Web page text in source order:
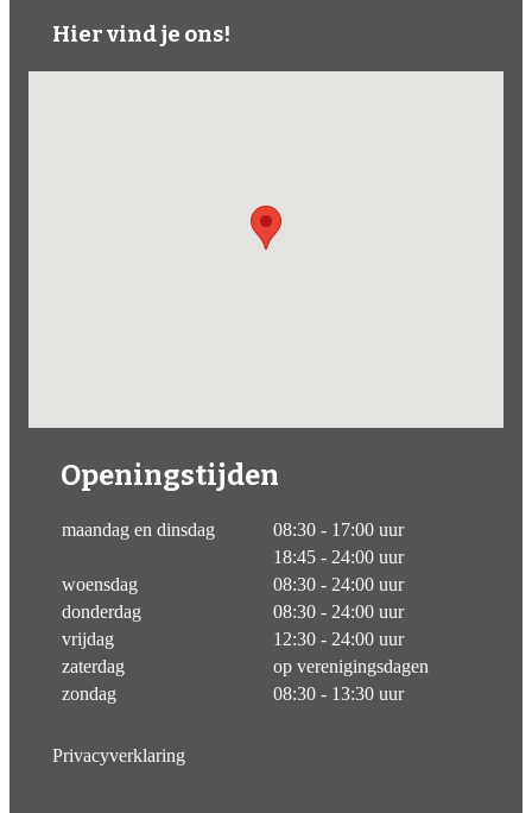
Hier vind je ons!
Openingstijden
maandag en dinsdag
08:30 - 17:00 uur
18:45 - 24:00 uur
woensdag
08:30 - 24:00 uur
donderdag
08:30 - 24:00 uur
vrijdag
12:30 - 24:00 uur
zaterdag
op verenigingsdagen
zondag
08:30 - 13:30 uur
Privacyverklaring